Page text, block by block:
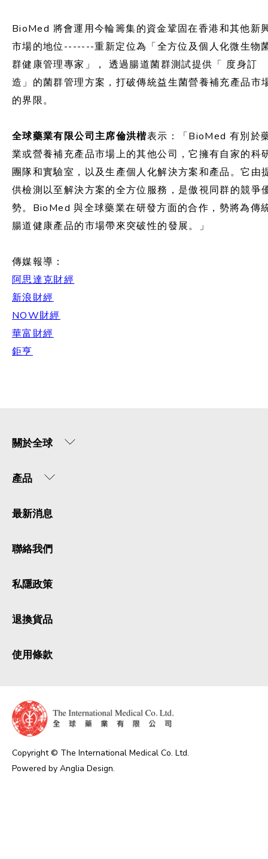
BioMed 將會運用今輪籌集的資金鞏固在香港和其他新
市場的地位-------重新定位為「全方位及個人化微生物
群健康管理專家」， 透過腸道菌群測試提供「 度身訂
造」的菌群管理方案，打破傳統益生菌營養補充產品市
的界限。
全球藥業有限公司主席倫洪楷表示：「BioMed 有別於
業或營養補充產品市場上的其他公司，它擁有自家的科
團隊和實驗室，以及生產個人化解決方案和產品。它由
供檢測以至解決方案的全方位服務，是傲視同群的競爭
勢。BioMed 與全球藥業在研發方面的合作，勢將為傳
腸道健康產品的市場帶來突破性的發展。」
傳媒報導：
阿思達克財經
新浪財經
NOW財經
華富財經
鉅亨
關於全球
產品
最新消息
聯絡我們
私隱政策
退換貨品
使用條款
Copyright © The International Medical Co. Ltd.
Powered by Anglia Design.